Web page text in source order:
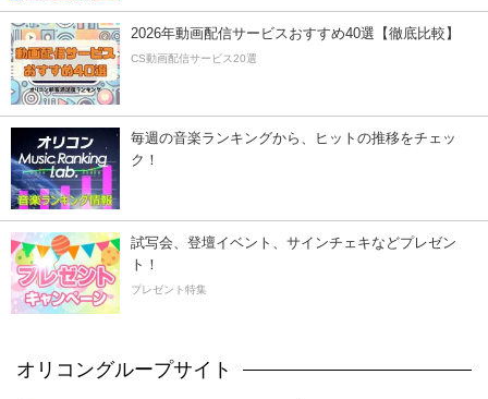
2026年動画配信サービスおすすめ40選【徹底比較】
CS動画配信サービス20選
毎週の音楽ランキングから、ヒットの推移をチェッ
ク！
試写会、登壇イベント、サインチェキなどプレゼン
ト！
プレゼント特集
オリコングループサイト